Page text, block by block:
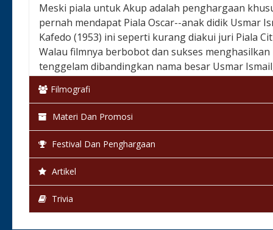
Meski piala untuk Akup adalah penghargaan
pernah mendapat Piala Oscar--anak didik Usmar
Kafedo (1953) ini seperti kurang diakui juri Piala
Walau filmnya berbobot dan sukses
tenggelam dibandingkan nama besar Usmar
Salim Said, pengamat politik yang juga kritikus
"menampilkan sesuatu yang baru di tengah
Sinar Harapan, 1991). Bila untuk "Bapak Film
berdarah Aceh kelahiran Malang, 1932, dan
memang pantas menyandangnya, lantaran
Benyamin S., Jalal, Ateng, sampai duet Kadir-
Susun (1987)--lahir dari tangannya.
Akup juga dinilai menyegarkan aspek bertutur
Filmografi
Materi Dan Promosi
Festival Dan Penghargaan
Artikel
Trivia